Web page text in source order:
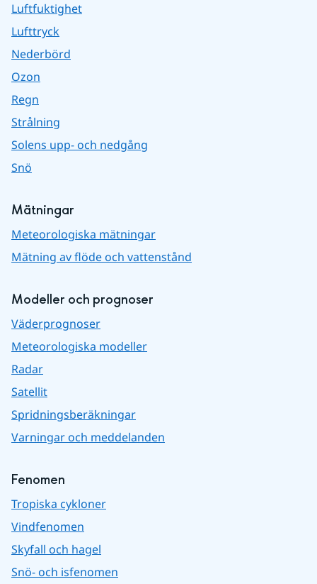
Luftfuktighet
Lufttryck
Nederbörd
Ozon
Regn
Strålning
Solens upp- och nedgång
Snö
Mätningar
Meteorologiska mätningar
Mätning av flöde och vattenstånd
Modeller och prognoser
Väderprognoser
Meteorologiska modeller
Radar
Satellit
Spridningsberäkningar
Varningar och meddelanden
Fenomen
Tropiska cykloner
Vindfenomen
Skyfall och hagel
Snö- och isfenomen